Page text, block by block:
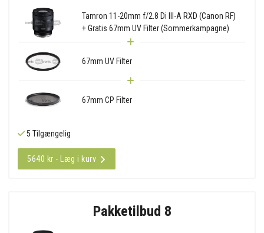
Tamron 11-20mm f/2.8 Di III-A RXD (Canon RF)
+ Gratis 67mm UV Filter (Sommerkampagne)
67mm UV Filter
67mm CP Filter
5 Tilgængelig
5640 kr - Læg i kurv
Pakketilbud 8